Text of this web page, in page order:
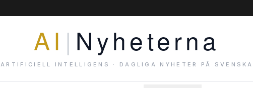
AI | Nyheterna
ARTIFICIELL INTELLIGENS · DAGLIGA NYHETER PÅ SVENSKA